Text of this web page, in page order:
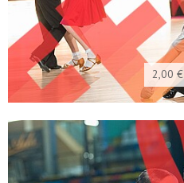
2,00 €